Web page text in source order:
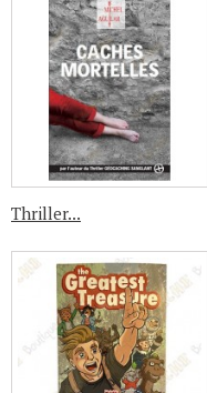
Thriller...